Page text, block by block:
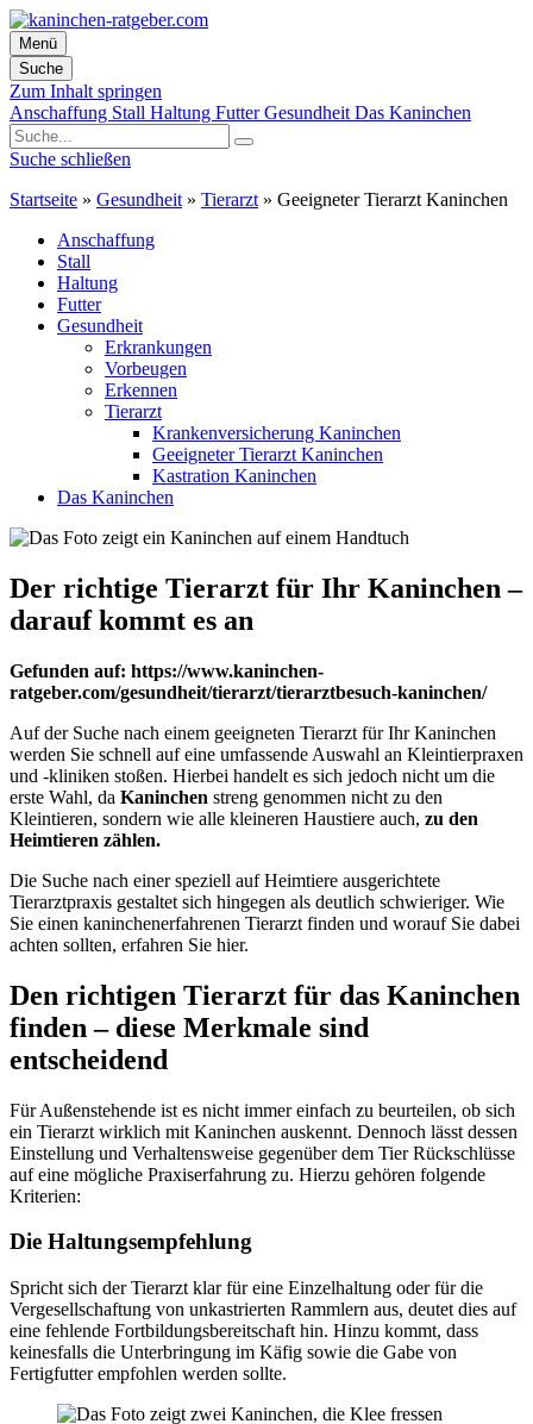
Menü
Suche
Zum Inhalt springen
Anschaffung Stall Haltung FutterGesundheit Das Kaninchen
Suche schließen
Startseite » Gesundheit » Tierarzt » Geeigneter Tierarzt Kaninchen
Anschaffung
Stall
Haltung
Futter
Gesundheit
Erkrankungen
Vorbeugen
Erkennen
Tierarzt
Krankenversicherung Kaninchen
Geeigneter Tierarzt Kaninchen
Kastration Kaninchen
Das Kaninchen
Der richtige Tierarzt für Ihr Kaninchen –
darauf kommt es an
Gefunden auf: https://www.kaninchen-
ratgeber.com/gesundheit/tierarzt/tierarztbesuch-kaninchen/
Auf der Suche nach einem geeigneten Tierarzt für Ihr Kaninchen
werden Sie schnell auf eine umfassende Auswahl an Kleintierpraxen
und -kliniken stoßen. Hierbei handelt es sich jedoch nicht um die
erste Wahl, da Kaninchen streng genommen nicht zu den
Kleintieren, sondern wie alle kleineren Haustiere auch, zu den
Heimtieren zählen.
Die Suche nach einer speziell auf Heimtiere ausgerichtete
Tierarztpraxis gestaltet sich hingegen als deutlich schwieriger. Wie
Sie einen kaninchenerfahrenen Tierarzt finden und worauf Sie dabei
achten sollten, erfahren Sie hier.
Den richtigen Tierarzt für das Kaninchen
finden – diese Merkmale sind
entscheidend
Für Außenstehende ist es nicht immer einfach zu beurteilen, ob sich
ein Tierarzt wirklich mit Kaninchen auskennt. Dennoch lässt dessen
Einstellung und Verhaltensweise gegenüber dem Tier Rückschlüsse
auf eine mögliche Praxiserfahrung zu. Hierzu gehören folgende
Kriterien:
Die Haltungsempfehlung
Spricht sich der Tierarzt klar für eine Einzelhaltung oder für die
Vergesellschaftung von unkastrierten Rammlern aus, deutet dies auf
eine fehlende Fortbildungsbereitschaft hin. Hinzu kommt, dass
keinesfalls die Unterbringung im Käfig sowie die Gabe von
Fertigfutter empfohlen werden sollte.